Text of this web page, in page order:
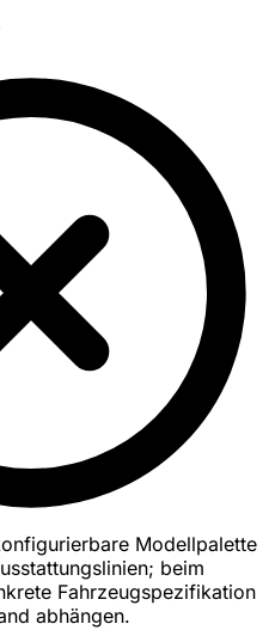
Modellpalette
beim
Fahrzeugspezifikation
abhängen.